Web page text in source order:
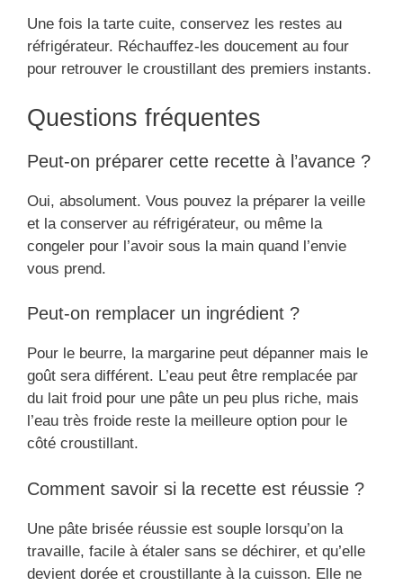
Une fois la tarte cuite, conservez les restes au
réfrigérateur. Réchauffez-les doucement au four
pour retrouver le croustillant des premiers instants.
Questions fréquentes
Peut-on préparer cette recette à l’avance ?
Oui, absolument. Vous pouvez la préparer la veille
et la conserver au réfrigérateur, ou même la
congeler pour l’avoir sous la main quand l’envie
vous prend.
Peut-on remplacer un ingrédient ?
Pour le beurre, la margarine peut dépanner mais le
goût sera différent. L’eau peut être remplacée par
du lait froid pour une pâte un peu plus riche, mais
l’eau très froide reste la meilleure option pour le
côté croustillant.
Comment savoir si la recette est réussie ?
Une pâte brisée réussie est souple lorsqu’on la
travaille, facile à étaler sans se déchirer, et qu’elle
devient dorée et croustillante à la cuisson. Elle ne